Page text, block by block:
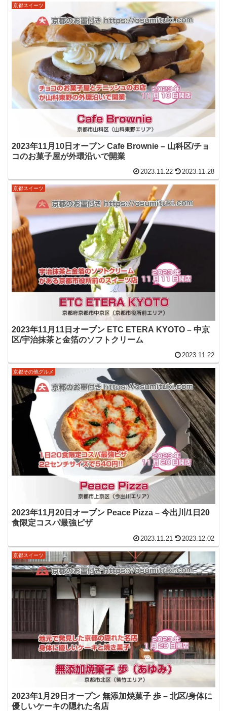
京都スイーツ
2023年11月10日オープン Cafe Brownie – 山科区/チョ
コのお菓子屋が外環沿いで開業
2023.11.22 2023.11.28
京都スイーツ
2023年11月11日オープン ETC ETERA KYOTO – 中京
区/宇治抹茶と金箔のソフトクリーム
2023.11.22
京都その他グルメ
2023年11月20日オープン Peace Pizza – 今出川/1日20
食限定コスパ最強ピザ
2023.11.21 2023.12.02
京都スイーツ
2023年1月29日オープン 無添加焼菓子 歩 – 北区/身体に
優しいケーキの隠れた名店